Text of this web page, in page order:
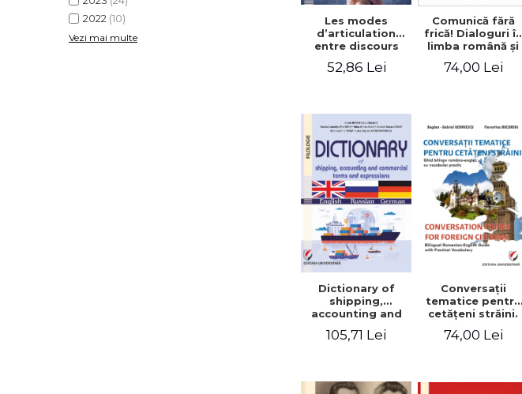
2022 (10)
Vezi mai multe
Les modes
d’articulation
entre discours
d’autrui et
discours propre
52,86 Lei
Comunică fără
frică! Dialoguri în
limba română şi
în limba franceză
pentru cetăţenii
roumain et en
citoyens
étrangers
74,00 Lei
Dictionary of
shipping,
accounting and
terms and
105,71 Lei
Conversaţii
tematice pentru
cetăţeni străini.
româno-englez
74,00 Lei